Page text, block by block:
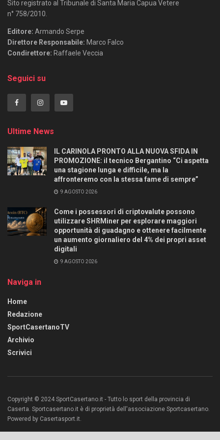
Sito registrato al Tribunale di Santa Maria Capua Vetere
n° 758/2010.
Editore: Armando Serpe
Direttore Responsabile: Marco Falco
Condirettore: Raffaele Veccia
Seguici su
Ultime News
IL CARINOLA PRONTO ALLA NUOVA SFIDA IN
PROMOZIONE: il tecnico Bergantino “Ci aspetta
una stagione lunga e difficile, ma la
affronteremo con la stessa fame di sempre”
9 AGOSTO 2026
Come i possessori di criptovalute possono
utilizzare SHRMiner per esplorare maggiori
opportunità di guadagno e ottenere facilmente
un aumento giornaliero del 4% dei propri asset
digitali
9 AGOSTO 2026
Naviga in
Home
Redazione
SportCasertanoTV
Archivio
Scrivici
Copyright © 2024 SportCasertano.it - Tutto lo sport della provincia di
Caserta. Sportcasertano.it è di proprietà dell'associazione Sportcasertano.
Powered by Casertasport.it.